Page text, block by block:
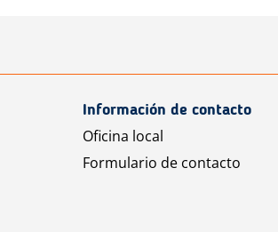
Información de contacto
Oficina local
Formulario de contacto